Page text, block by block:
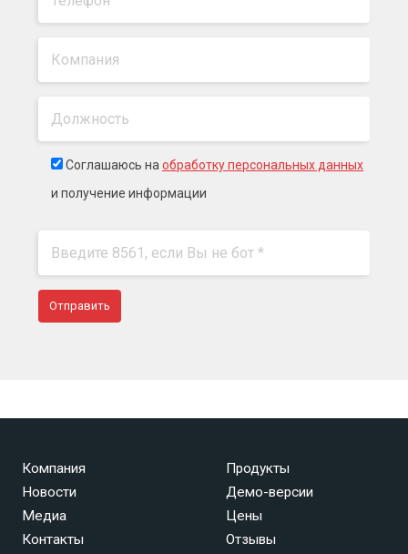
Соглашаюсь на обработку персональных данных
и получение информации
Компания
Новости
Медиа
Контакты
Продукты
Демо-версии
Цены
Отзывы